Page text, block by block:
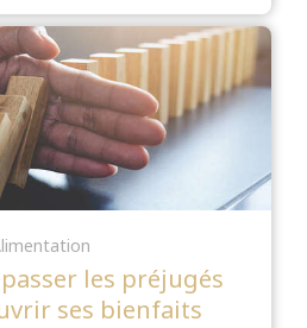
les préjugés
ses bienfaits